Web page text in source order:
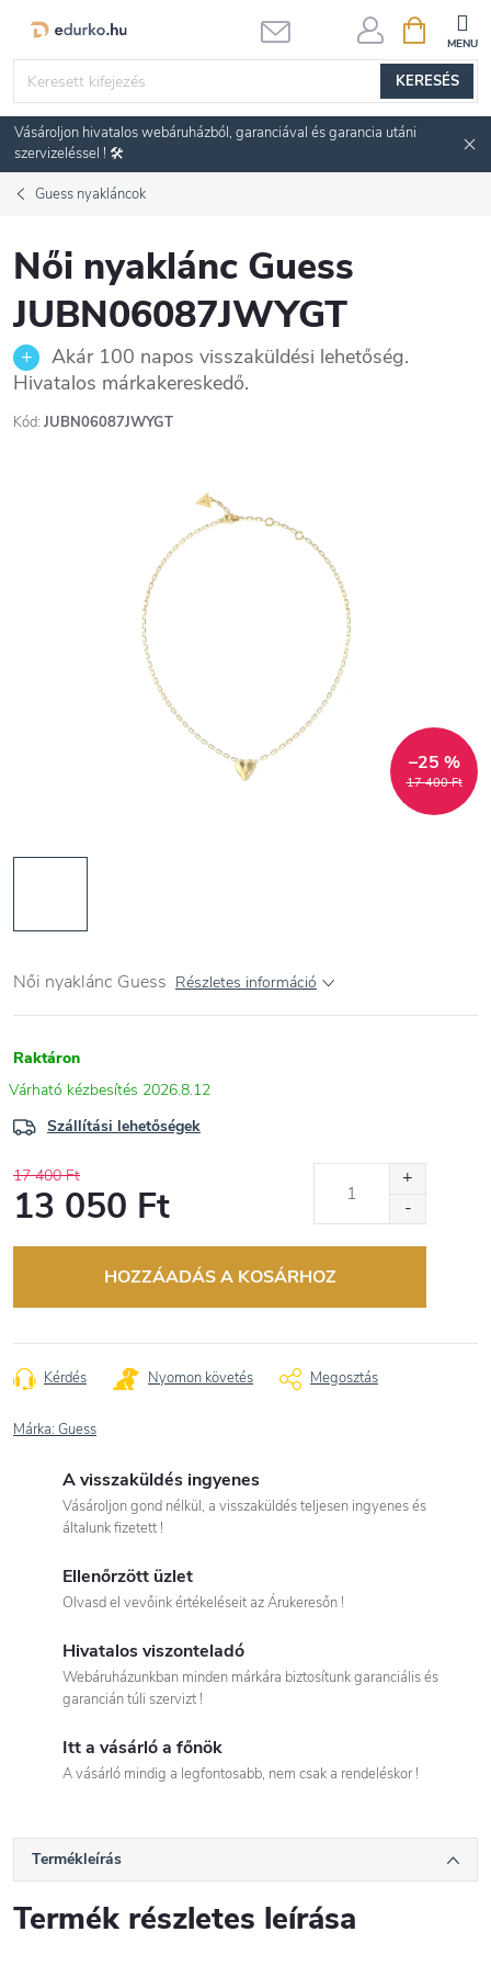
KERESÉS
KOSÁR
Vásároljon hivatalos webáruházból, garanciával és garancia utáni
szervizeléssel ! 🛠️
Guess nyakláncok
Női nyaklánc Guess
JUBN06087JWYGT
Akár 100 napos visszaküldési lehetőség.
Hivatalos márkakereskedő.
Kód: JUBN06087JWYGT
17 400 Ft
–25 %
Női nyaklánc Guess Részletes információ
Raktáron
2026.8.12
Szállítási lehetőségek
17 400 Ft
13 050 Ft
HOZZÁADÁS A KOSÁRHOZ
Kérdés Nyomon követés Megosztás
Márka: Guess
A visszaküldés ingyenes
Vásároljon gond nélkül, a visszaküldés teljesen ingyenes és
általunk fizetett !
Ellenőrzött üzlet
Olvasd el vevőink értékeléseit az Árukeresőn !
Hivatalos viszonteladó
Webáruházunkban minden márkára biztosítunk garanciális és
garancián túli szervizt !
Itt a vásárló a főnök
A vásárló mindig a legfontosabb, nem csak a rendeléskor !
Termékleírás
Termék részletes leírása